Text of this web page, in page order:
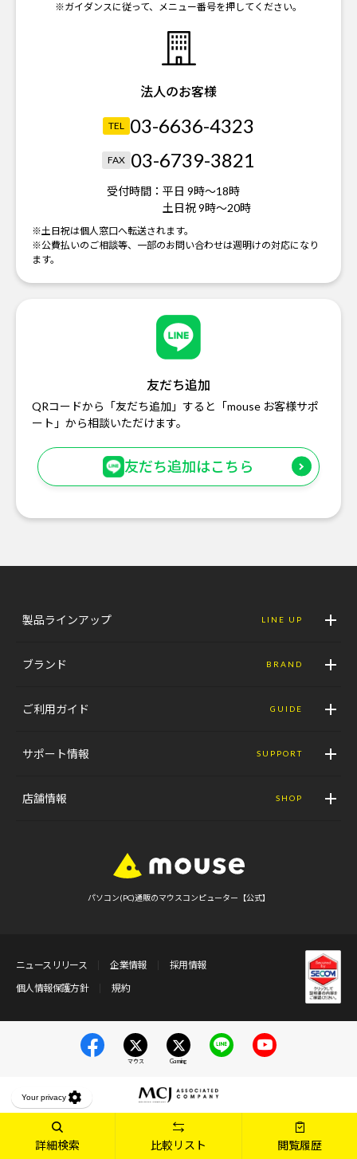
詳細検索 比較リスト 閲覧履歴
※ガイダンスに従って、メニュー番号を押してください。
法人のお客様
TEL 03-6636-4323
FAX 03-6739-3821
受付時間： 平日 9時～18時
土日祝 9時～20時
※土日祝は個人窓口へ転送されます。
※公費払いのご相談等、一部のお問い合わせは週明けの対応になり
ます。
友だち追加
QRコードから「友だち追加」すると「mouse お客様サポ
ート」から相談いただけます。
友だち追加はこちら
製品ラインアップ LINE UP
ブランド BRAND
ご利用ガイド GUIDE
サポート情報 SUPPORT
店舗情報 SHOP
パソコン(PC)通販のマウスコンピューター【公式】
ニュースリリース 企業情報
採用情報
個人情報保護方針
規約
マウス Gaming